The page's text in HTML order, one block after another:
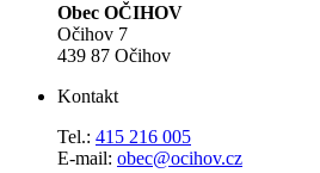
Obec OČIHOV
Očihov 7
439 87 Očihov
Kontakt
Tel.: 415 216 005
E-mail: obec@ocihov.cz